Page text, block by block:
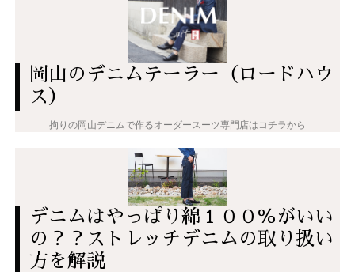
岡山のデニムテーラー（ロードハウ
ス）
拘りの岡山デニムで作るオーダースーツ専門店はコチラから
デニムはやっぱり綿１００％がいい
の？？ストレッチデニムの取り扱い
方を解説